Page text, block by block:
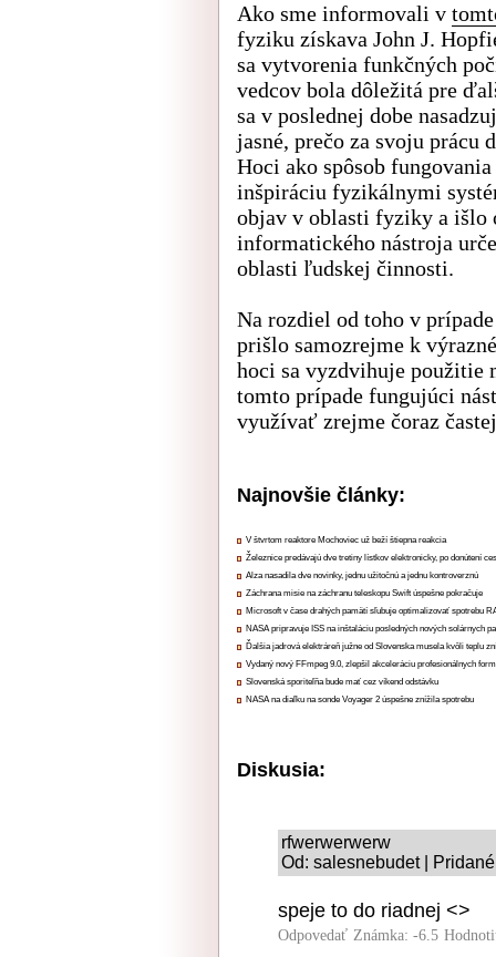
Ako sme informovali v
fyziku získava John J.
sa vytvorenia funkčných
vedcov bola dôležitá pre
sa v poslednej dobe
jasné, prečo za svoju
Hoci ako spôsob
inšpiráciu fyzikálnymi
objav v oblasti fyziky a išlo
informatického nástroja
oblasti ľudskej činnosti.
Na rozdiel od toho v
prišlo samozrejme k
hoci sa vyzdvihuje použitie
tomto prípade fungujúci
využívať zrejme čoraz
Najnovšie články:
V štvrtom reaktore Mochoviec už beží štiepna reakcia
Železnice predávajú dve tretiny lístkov elektronicky, po donútení
Alza nasadila dve novinky, jednu užitočnú a jednu kontroverznú
Záchrana misie na záchranu teleskopu Swift úspešne pokračuje
Microsoft v čase drahých pamätí sľubuje optimalizovať spotrebu
NASA pripravuje ISS na inštaláciu posledných nových solárnych
Ďalšia jadrová elektráreň južne od Slovenska musela kvôli teplu
Vydaný nový FFmpeg 9.0, zlepšil akceleráciu profesionálnych
Slovenská sporiteľňa bude mať cez víkend odstávku
NASA na diaľku na sonde Voyager 2 úspešne znížila spotrebu
Diskusia:
rfwerwerwerw
Od: salesnebudet |
speje to do riadnej <>
Odpovedať Známka: -6.5